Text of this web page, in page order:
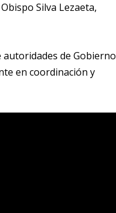
Silva Lezaeta,
autoridades de Gobierno
en coordinación y